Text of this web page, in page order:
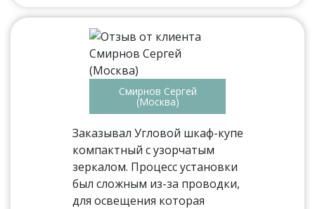
Смирнов Сергей
(Москва)
Заказывал Угловой шкаф-купе
компактный с узорчатым
зеркалом. Процесс установки
был сложным из-за проводки,
для освещения которая